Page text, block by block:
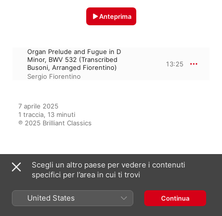
Anteprima
Organ Prelude and Fugue in D
Minor, BWV 532 (Transcribed
Busoni, Arranged Fiorentino)
Sergio Fiorentino
13:25
7 aprile 2025
1 traccia, 13 minuti
℗ 2025 Brilliant Classics
Dall’album
Sergio Fiorentino: The Legacy,
Vol. 3
Scegli un altro paese per vedere i contenuti
specifici per l’area in cui ti trovi
United States Continua